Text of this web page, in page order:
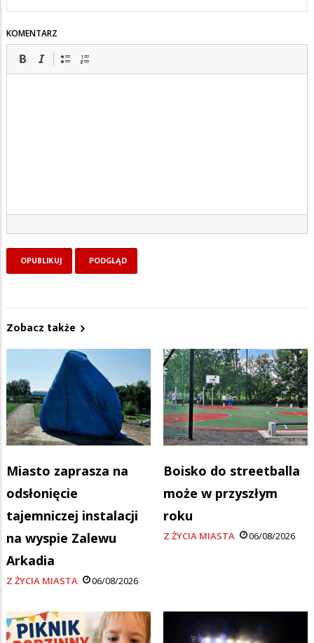
KOMENTARZ
Zobacz także
Miasto zaprasza na
odsłonięcie
tajemniczej instalacji
na wyspie Zalewu
Arkadia
Z ŻYCIA MIASTA 06/08/2026
Boisko do streetballa
może w przyszłym
roku
Z ŻYCIA MIASTA 06/08/2026